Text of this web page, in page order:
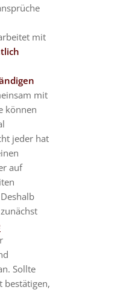
mit
mit
können
jeder hat
auf
Sollte
bestätigen,